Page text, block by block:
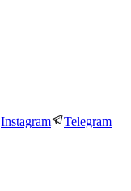
Instagram Telegram